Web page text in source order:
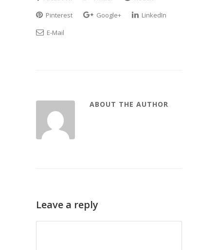
Pinterest
Google+
LinkedIn
E-Mail
ABOUT THE AUTHOR
Leave a reply